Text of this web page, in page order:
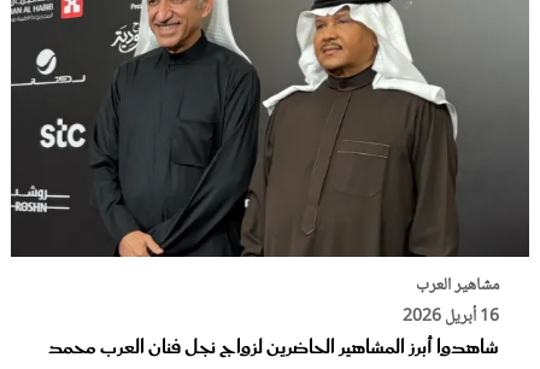
مشاهير العرب
16 أبريل 2026
شاهدوا أبرز المشاهير الحاضرين لزواج نجل فنان العرب محمد